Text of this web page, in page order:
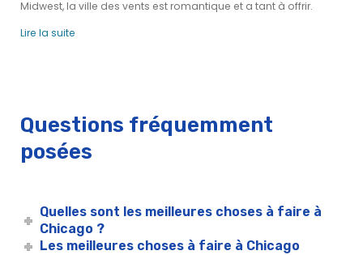
Déjeuner-croisière sur le lac Michigan pour Thanksgiving
Brunch-croisière du spectacle aérien et aquatique
première classe
Déjeuner-croisière en avant-première du spectacle aérien
et aquatique
Déjeuner-croisière Architecture Chicago River | City
Cruises™
Midwest, la ville des vents est romantique et a tant à offrir.
Lire la suite
Questions fréquemment
posées
Quelles sont les meilleures choses à faire à
Chicago ?
Les meilleures choses à faire à Chicago